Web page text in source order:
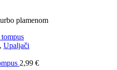
plamenom
, Upaljači
2,99 €